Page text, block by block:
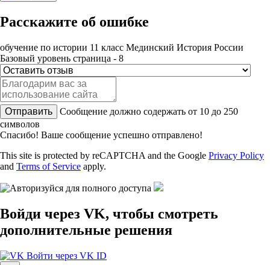
Расскажите об ошибке
обучение по истории 11 класс Мединский История России
Базовый уровень страница - 8
Отправить
Сообщение должно содержать от 10 до 250
символов
Спасибо! Ваше сообщение успешно отправлено!
This site is protected by reCAPTCHA and the Google Privacy Policy
and Terms of Service apply.
Войди через VK, чтобы смотреть
дополнительные решения
Войти через VK ID